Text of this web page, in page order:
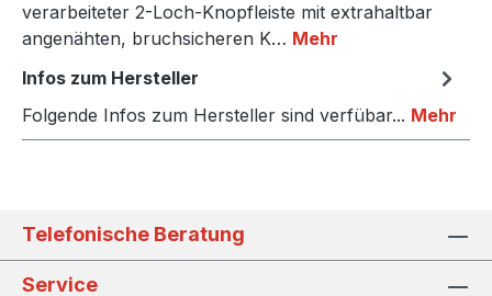
verarbeiteter 2-Loch-Knopfleiste mit extrahaltbar
angenähten, bruchsicheren K… Mehr
Infos zum Hersteller
Folgende Infos zum Hersteller sind verfübar... Mehr
Telefonische Beratung
Service